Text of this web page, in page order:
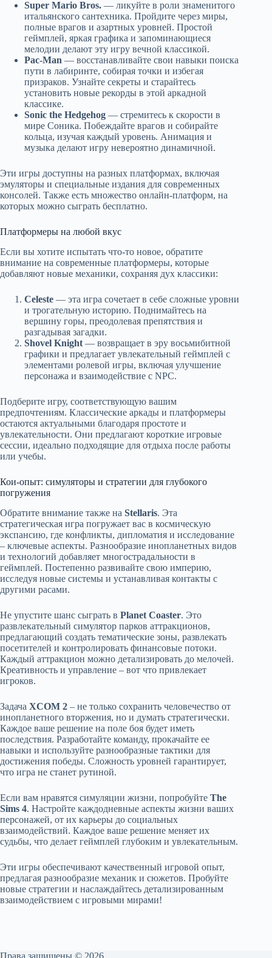
Super Mario Bros. — ликуйте в роли знаменитого
итальянского сантехника. Пройдите через миры,
полные врагов и азартных уровней. Простой
геймплей, яркая графика и запоминающиеся
мелодии делают эту игру вечной классикой.
Pac-Man — восстанавливайте свои навыки поиска
пути в лабиринте, собирая точки и избегая
призраков. Узнайте секреты и старайтесь
установить новые рекорды в этой аркадной
классике.
Sonic the Hedgehog — стремитесь к скорости в
мире Соника. Побеждайте врагов и собирайте
кольца, изучая каждый уровень. Анимация и
музыка делают игру невероятно динамичной.
Эти игры доступны на разных платформах, включая
эмуляторы и специальные издания для современных
консолей. Также есть множество онлайн-платформ, на
которых можно сыграть бесплатно.
Платформеры на любой вкус
Если вы хотите испытать что-то новое, обратите
внимание на современные платформеры, которые
добавляют новые механики, сохраняя дух классики:
Celeste — эта игра сочетает в себе сложные уровни
и трогательную историю. Поднимайтесь на
вершину горы, преодолевая препятствия и
разгадывая загадки.
Shovel Knight — возвращает в эру восьмибитной
графики и предлагает увлекательный геймплей с
элементами ролевой игры, включая улучшение
персонажа и взаимодействие с NPC.
Подберите игру, соответствующую вашим
предпочтениям. Классические аркады и платформеры
остаются актуальными благодаря простоте и
увлекательности. Они предлагают короткие игровые
сессии, идеально подходящие для отдыха после работы
или учебы.
Кои-опыт: симуляторы и стратегии для глубокого
погружения
Обратите внимание также на Stellaris. Эта
стратегическая игра погружает вас в космическую
экспансию, где конфликты, дипломатия и исследование
– ключевые аспекты. Разнообразие инопланетных видов
и технологий добавляет многострадальности в
геймплей. Постепенно развивайте свою империю,
исследуя новые системы и устанавливая контакты с
другими расами.
Не упустите шанс сыграть в Planet Coaster. Это
развлекательный симулятор парков аттракционов,
предлагающий создать тематические зоны, развлекать
посетителей и контролировать финансовые потоки.
Каждый аттракцион можно детализировать до мелочей.
Креативность и управление – вот что привлекает
игроков.
Задача XCOM 2 – не только сохранить человечество от
инопланетного вторжения, но и думать стратегически.
Каждое ваше решение на поле боя будет иметь
последствия. Разработайте команду, прокачайте ее
навыки и используйте разнообразные тактики для
достижения победы. Сложность уровней гарантирует,
что игра не станет рутиной.
Если вам нравятся симуляции жизни, попробуйте The
Sims 4. Настройте каждодневные аспекты жизни ваших
персонажей, от их карьеры до социальных
взаимодействий. Каждое ваше решение меняет их
судьбы, что делает геймплей глубоким и увлекательным.
Эти игры обеспечивают качественный игровой опыт,
предлагая разнообразие механик и сюжетов. Пробуйте
новые стратегии и наслаждайтесь детализированным
взаимодействием с игровыми мирами!
Права защищены © 2026